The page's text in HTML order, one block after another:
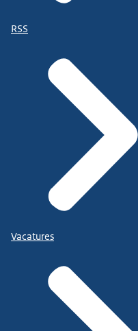
RSS
Vacatures